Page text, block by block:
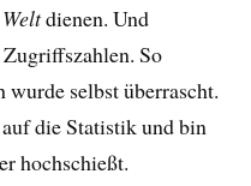
dienen. Und
So
selbst überrascht.
die Statistik und bin
hochschießt.